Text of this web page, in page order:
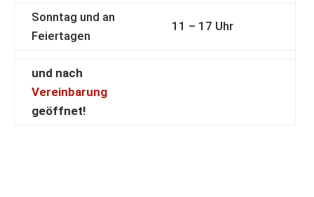
Sonntag und an
Feiertagen
11 – 17 Uhr
und nach
Vereinbarung
geöffnet!